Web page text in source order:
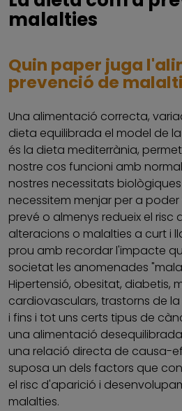
malalties
Quin paper juga
prevenció de
Una alimentació correcta,
dieta equilibrada el model de
és la dieta mediterrània,
nostre cos funcioni amb
nostres necessitats
necessitem menjar per a poder
prevé o almenys redueix el risc
alteracions o malalties a curt i
prou amb recordar l'impacte
societat les anomenades
Hipertensió, obesitat, diabetis,
cardiovasculars, trastorns de
i fins i tot uns certs tipus de
una alimentació
una relació directa de causa-
suposa un dels factors que
el risc d'aparició i
malalties.